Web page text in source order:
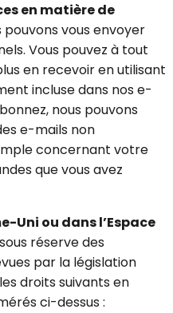
en matière de
pouvons vous envoyer
Vous pouvez à tout
en recevoir en utilisant
incluse dans nos e-
nous pouvons
e-mails non
concernant votre
que vous avez
Uni ou dans l’Espace
réserve des
par la législation
droits suivants en
ci-dessus :